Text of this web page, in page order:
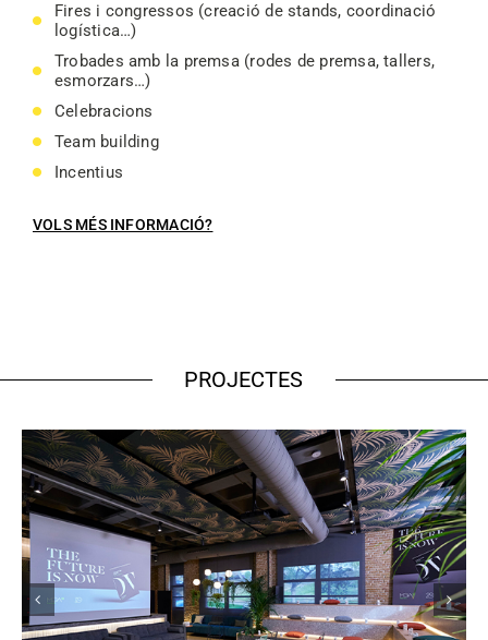
Fires i congressos (creació de stands, coordinació
logística…)
Trobades amb la premsa (rodes de premsa, tallers,
esmorzars…)
Celebracions
Team building
Incentius
VOLS MÉS INFORMACIÓ?
PROJECTES
MGA Games – The Future Is
Now
Esdeveniments creatius